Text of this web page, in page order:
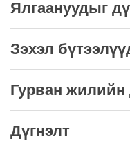
Ялгаануудыг
Зэхэл
Гурван жилийн
Дүгнэлт